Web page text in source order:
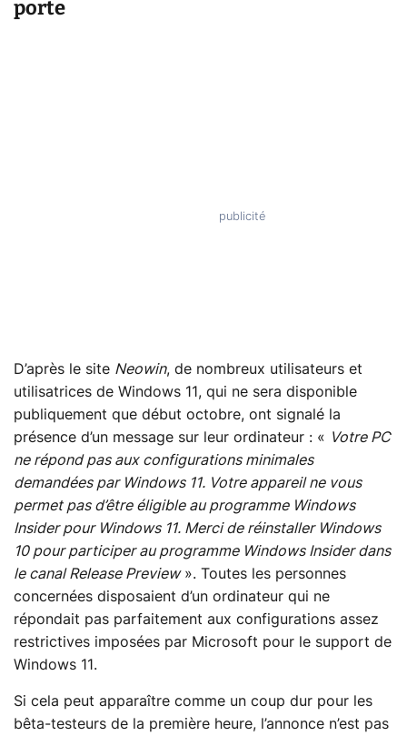
porte
D’après le site Neowin, de nombreux utilisateurs et
utilisatrices de Windows 11, qui ne sera disponible
publiquement que début octobre, ont signalé la
présence d’un message sur leur ordinateur : « Votre PC
ne répond pas aux configurations minimales
demandées par Windows 11. Votre appareil ne vous
permet pas d’être éligible au programme Windows
Insider pour Windows 11. Merci de réinstaller Windows
10 pour participer au programme Windows Insider dans
le canal Release Preview». Toutes les personnes
concernées disposaient d’un ordinateur qui ne
répondait pas parfaitement aux configurations assez
restrictives imposées par Microsoft pour le support de
Windows 11.
Si cela peut apparaître comme un coup dur pour les
bêta-testeurs de la première heure, l’annonce n’est pas